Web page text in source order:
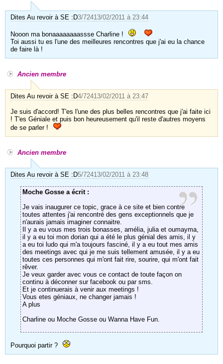
Dites Au revoir à SE :D3/72413/02/2011 à 23:44
Nooon ma bonaaaaaaaassse Charline !
Toi aussi tu es l'une des meilleures rencontres que j'ai eu la chance
de faire là !
Ancien membre
Dites Au revoir à SE :D4/72413/02/2011 à 23:47
Je suis d'accord! T'es l'une des plus belles rencontres que j'ai faite ici
! T'es Géniale et puis bon heureusement qu'il reste d'autres moyens
de se parler !
Ancien membre
Dites Au revoir à SE :D5/72413/02/2011 à 23:48
Moche Gosse a écrit :
Je vais inaugurer ce topic, grace à ce site et bien contre
toutes attentes j'ai rencontré des gens exceptionnels que je
n'aurais jamais imaginer connaitre.
Il y a eu vous mes trois bonasses, amélia, julia et oumayma,
il y a eu toi mon dorian qui a été le plus génial des amis, il y
a eu toi ludo qui m'a toujours fasciné, il y a eu tout mes amis
des meetings avec qui je me suis tellement amusée, il y a eu
toutes ces personnes qui m'ont fait rire, sourire, qui m'ont fait
rêver.
Je veux garder avec vous ce contact de toute façon on
continu à déconner sur facebook ou par sms.
Et je continuerais à venir aux meetings !
Vous etes géniaux, ne changer jamais !
A plus
Charline ou Moche Gosse ou Wanna Have Fun.
Pourquoi partir ?